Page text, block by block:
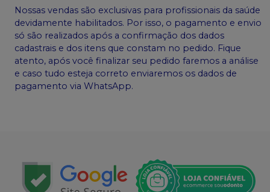
Nossas vendas são exclusivas para profissionais da saúde
devidamente habilitados. Por isso, o pagamento e envio
só são realizados após a confirmação dos dados
cadastrais e dos itens que constam no pedido. Fique
atento, após você finalizar seu pedido faremos a análise
e caso tudo esteja correto enviaremos os dados de
pagamento via WhatsApp.